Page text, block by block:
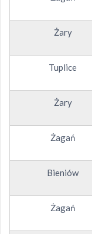
Żary
Tuplice
Żary
Żagań
Bieniów
Żagań